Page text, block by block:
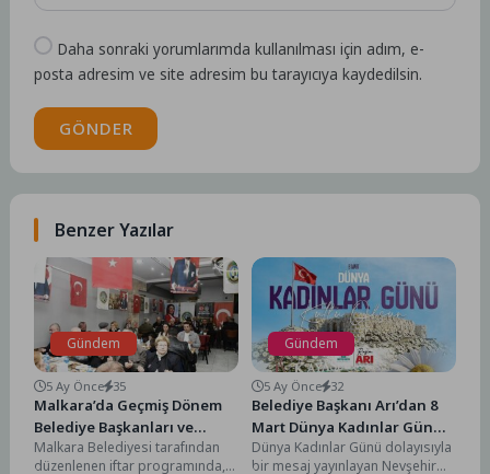
Daha sonraki yorumlarımda kullanılması için adım, e-
posta adresim ve site adresim bu tarayıcıya kaydedilsin.
GÖNDER
Benzer Yazılar
Gündem
5 Ay Önce 35
Malkara’da Geçmiş Dönem
Belediye Başkanları ve
Meclis Üyeleri İftarda
Malkara Belediyesi tarafından
düzenlenen iftar programında,
Gündem
5 Ay Önce 32
Belediye Başkanı Arı’dan 8
Mart Dünya Kadınlar Günü
Mesajı
Dünya Kadınlar Günü dolayısıyla
bir mesaj yayınlayan Nevşehir